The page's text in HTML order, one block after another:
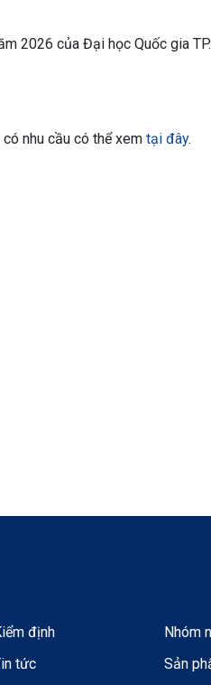
2026 của Đại học Quốc gia
nhu cầu có thể xem tại đây.
định
tức
Nhóm
Sản